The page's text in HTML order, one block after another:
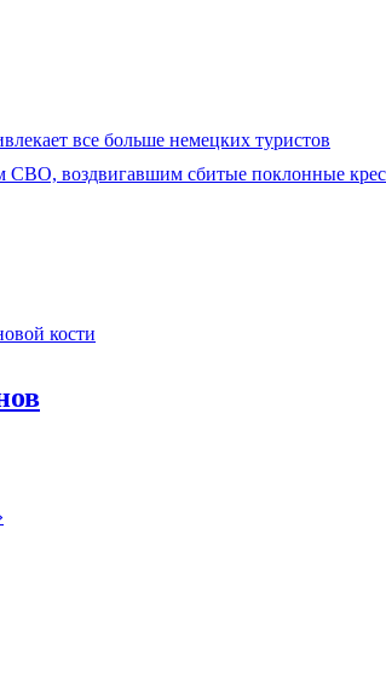
все больше немецких туристов
СВО, воздвигавшим сбитые поклонные
кости